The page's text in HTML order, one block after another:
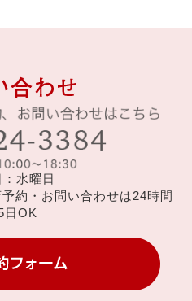
水曜日
約・お問い合わせは24時間
日OK